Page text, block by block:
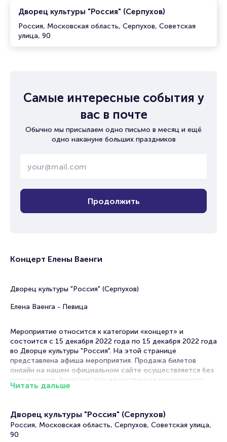
Дворец культуры "Россия" (Серпухов)
Россия, Московская область, Серпухов, Советская
улица, 90
Самые интересные события у
вас в почте
Обычно мы присылаем одно письмо в месяц и ещё
одно накануне больших праздников
Продолжить
Концерт Елены Ваенги
Дворец культуры "Россия" (Серпухов)
Елена Ваенга - Певица
Мероприятие относится к категории «концерт» и
состоится с 15 декабря 2022 года по 15 декабря 2022 года
во Дворце культуры "Россия". На этой странице
представлена афиша мероприятия. Продажа билетов
онлайн на нашем официальном сайте осуществляется без
посредников. Зачастую это единственная возможность
достать билет на концерт.
Portalbilet – удобный и надежный сервис для покупки и
Читать дальше
Дворец культуры "Россия" (Серпухов)
Россия, Московская область, Серпухов, Советская улица,
90